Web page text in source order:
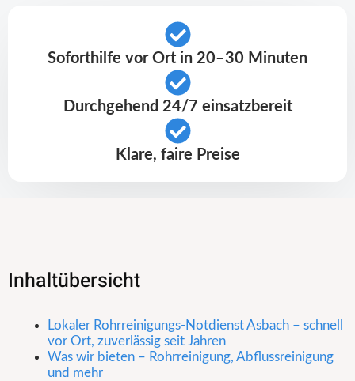
Soforthilfe vor Ort in 20–30 Minuten
Durchgehend 24/7 einsatzbereit
Klare, faire Preise
Inhaltübersicht
Lokaler Rohrreinigungs-Notdienst Asbach – schnell
vor Ort, zuverlässig seit Jahren
Was wir bieten – Rohrreinigung, Abflussreinigung
und mehr